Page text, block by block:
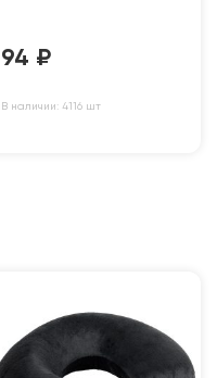
94 ₽
В наличии: 4116 шт